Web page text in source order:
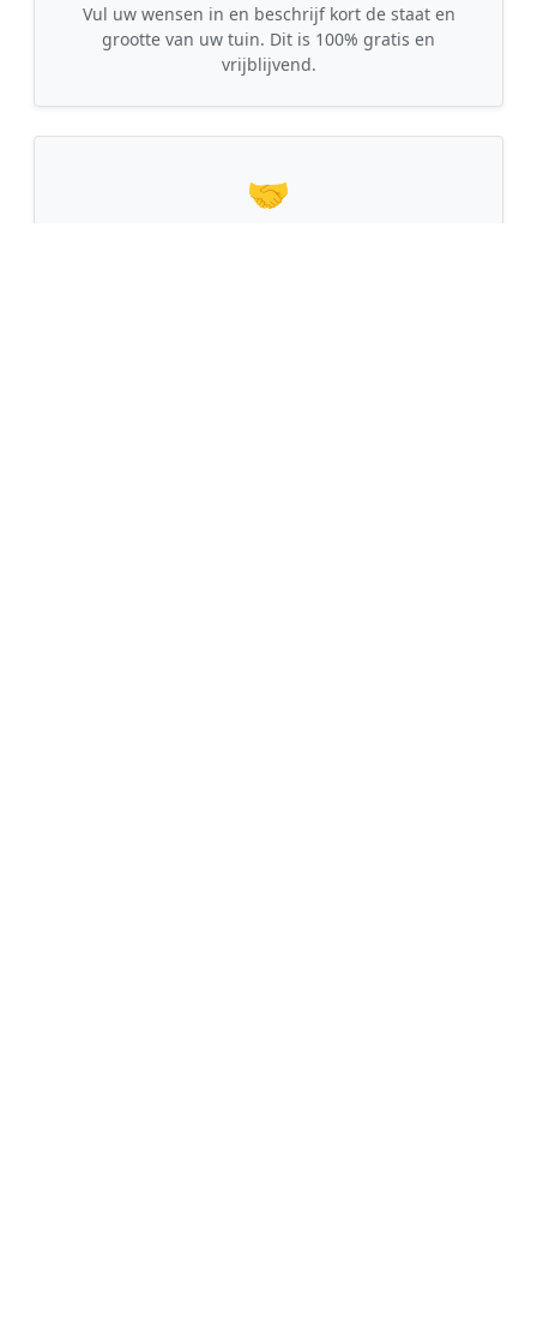
Vul uw wensen in en beschrijf kort de staat en
grootte van uw tuin. Dit is 100% gratis en
vrijblijvend.
🤝